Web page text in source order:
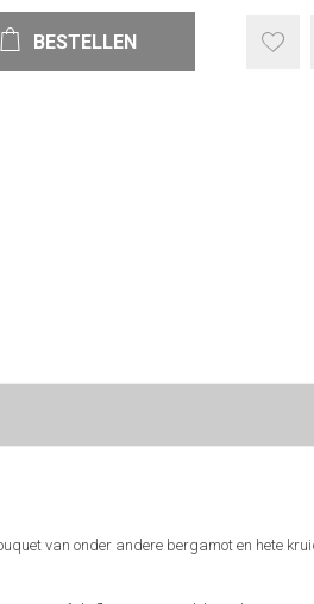
BESTELLEN
van onder andere bergamot en hete